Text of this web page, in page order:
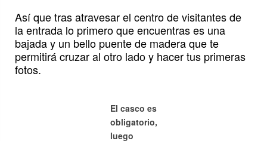
Así que tras atravesar el centro de visitantes de
la entrada lo primero que encuentras es una
bajada y un bello puente de madera que te
permitirá cruzar al otro lado y hacer tus primeras
fotos.
El casco es
obligatorio,
luego